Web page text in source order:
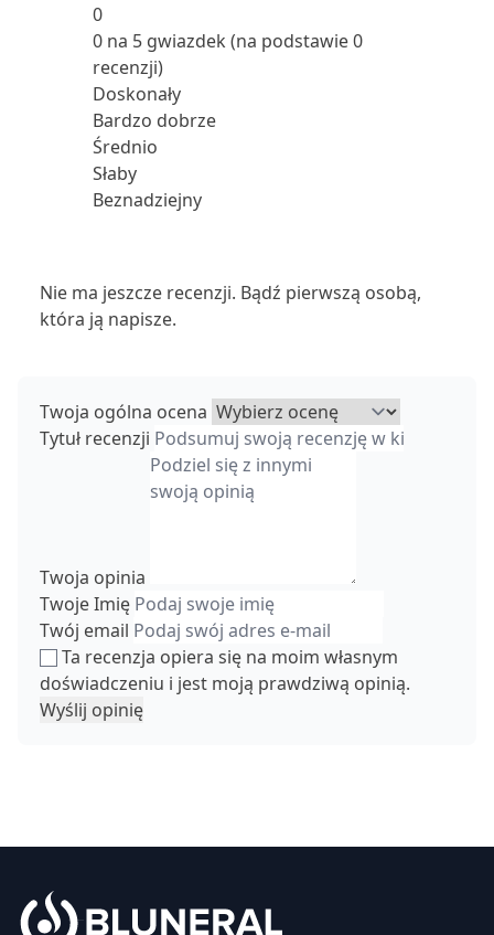
0
0 na 5 gwiazdek (na podstawie 0
recenzji)
Doskonały
Bardzo dobrze
Średnio
Słaby
Beznadziejny
Nie ma jeszcze recenzji. Bądź pierwszą osobą,
która ją napisze.
Twoja ogólna ocena
Tytuł recenzji
Twoja opinia
Twoje Imię
Twój email
Ta recenzja opiera się na moim własnym
doświadczeniu i jest moją prawdziwą opinią.
Wyślij opinię